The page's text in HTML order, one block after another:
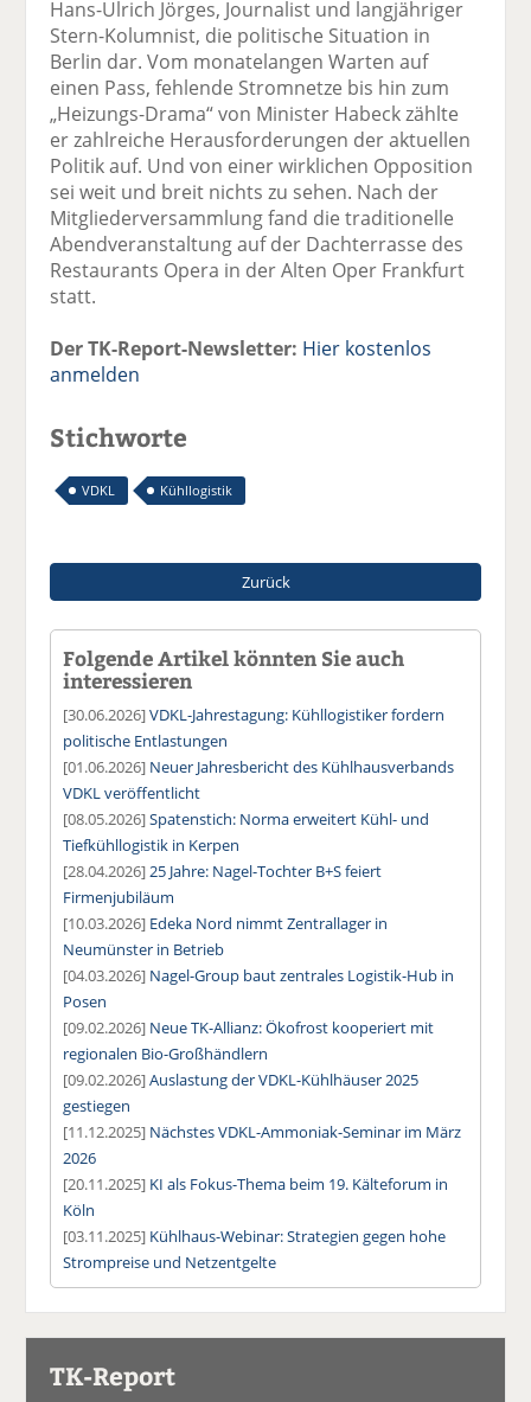
Hans-Ulrich Jörges, Journalist und langjähriger
Stern-Kolumnist, die politische Situation in
Berlin dar. Vom monatelangen Warten auf
einen Pass, fehlende Stromnetze bis hin zum
„Heizungs-Drama“ von Minister Habeck zählte
er zahlreiche Herausforderungen der aktuellen
Politik auf. Und von einer wirklichen Opposition
sei weit und breit nichts zu sehen. Nach der
Mitgliederversammlung fand die traditionelle
Abendveranstaltung auf der Dachterrasse des
Restaurants Opera in der Alten Oper Frankfurt
statt.
Der TK-Report-Newsletter: Hier kostenlos
anmelden
Stichworte
VDKL Kühllogistik
Zurück
Folgende Artikel könnten Sie auch
interessieren
[30.06.2026]VDKL-Jahrestagung: Kühllogistiker fordern
politische Entlastungen
[01.06.2026] Neuer Jahresbericht des Kühlhausverbands
VDKL veröffentlicht
[08.05.2026]Spatenstich: Norma erweitert Kühl- und
Tiefkühllogistik in Kerpen
[28.04.2026]25 Jahre: Nagel-Tochter B+S feiert
Firmenjubiläum
[10.03.2026] Edeka Nord nimmt Zentrallager in
Neumünster in Betrieb
[04.03.2026] Nagel-Group baut zentrales Logistik-Hub in
Posen
[09.02.2026] Neue TK-Allianz: Ökofrost kooperiert mit
regionalen Bio-Großhändlern
[09.02.2026]Auslastung der VDKL-Kühlhäuser 2025
gestiegen
[11.12.2025] Nächstes VDKL-Ammoniak-Seminar im März
2026
[20.11.2025] KI als Fokus-Thema beim 19. Kälteforum in
Köln
[03.11.2025] Kühlhaus-Webinar: Strategien gegen hohe
Strompreise und Netzentgelte
TK-Report